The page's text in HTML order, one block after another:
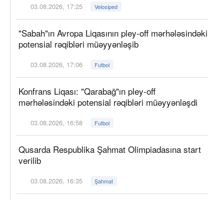
03.08.2026, 17:25 Velosiped
"Sabah"ın Avropa Liqasının pley-off mərhələsindəki
potensial rəqibləri müəyyənləşib
03.08.2026, 17:06 Futbol
Konfrans Liqası: "Qarabağ"ın pley-off
mərhələsindəki potensial rəqibləri müəyyənləşdi
03.08.2026, 16:58 Futbol
Qusarda Respublika Şahmat Olimpiadasına start
verilib
03.08.2026, 16:35 Şahmat